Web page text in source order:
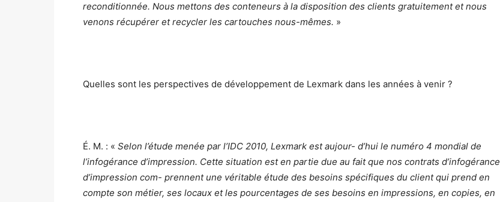
reconditionnée. Nous mettons des conteneurs à la disposition des clients gratuitement et nous
venons récupérer et recycler les cartouches nous-mêmes. »
Quelles sont les perspectives de développement de Lexmark dans les années à venir ?
É. M. : « Selon l’étude menée par l’IDC 2010, Lexmark est aujour- d’hui le numéro 4 mondial de
l’infogérance d’impression. Cette situation est en partie due au fait que nos contrats d’infogérance
d’impression com- prennent une véritable étude des besoins spécifiques du client qui prend en
compte son métier, ses locaux et les pourcentages de ses besoins en impressions, en copies, en